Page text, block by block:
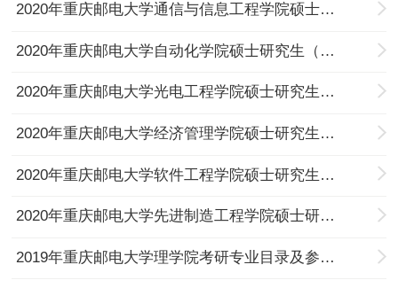
2020年重庆邮电大学通信与信息工程学院硕士研究生（专业型）招生专业目录
2020年重庆邮电大学自动化学院硕士研究生（专业型）招生专业目录
2020年重庆邮电大学光电工程学院硕士研究生（专业型）招生专业目录
2020年重庆邮电大学经济管理学院硕士研究生（专业型）招生专业目录
2020年重庆邮电大学软件工程学院硕士研究生（专业型）招生专业目录
2020年重庆邮电大学先进制造工程学院硕士研究生（专业型）专业目录
2019年重庆邮电大学理学院考研专业目录及参考书、大纲、真题